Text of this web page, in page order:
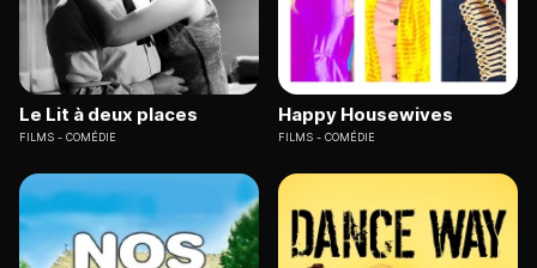
Le Lit à deux places
FILMS COMÉDIE
Happy Housewives
FILMS COMÉDIE